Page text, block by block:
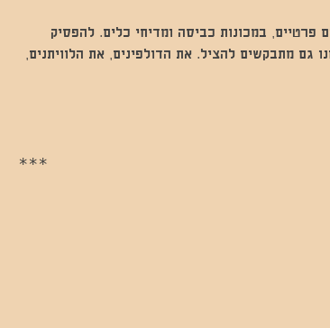
במכונות כביסה ומדיחי כלים. להפסיק
מתבקשים להציל. את הדולפינים, את הלוויתנים,
***